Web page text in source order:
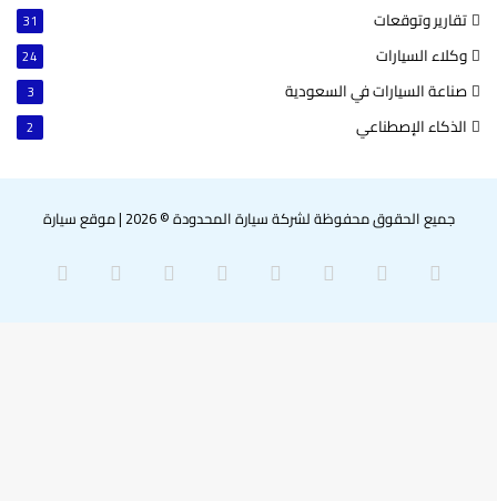
تقارير وتوقعات 31
وكلاء السيارات 24
صناعة السيارات في السعودية 3
الذكاء الإصطناعي 2
جميع الحقوق محفوظة لشركة سيارة المحدودة © 2026 |موقع سيارة
فيسبوك بينتيريست لينكدإن ‫YouTube انستقرام سناب